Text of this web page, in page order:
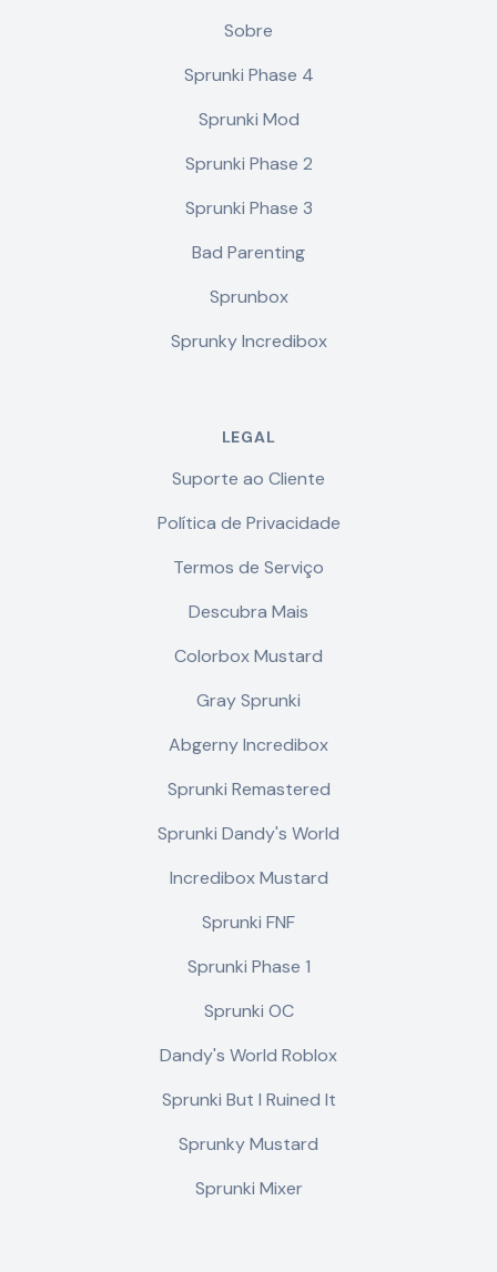
Sobre
Sprunki Phase 4
Sprunki Mod
Sprunki Phase 2
Sprunki Phase 3
Bad Parenting
Sprunbox
Sprunky Incredibox
LEGAL
Suporte ao Cliente
Política de Privacidade
Termos de Serviço
Descubra Mais
Colorbox Mustard
Gray Sprunki
Abgerny Incredibox
Sprunki Remastered
Sprunki Dandy's World
Incredibox Mustard
Sprunki FNF
Sprunki Phase 1
Sprunki OC
Dandy's World Roblox
Sprunki But I Ruined It
Sprunky Mustard
Sprunki Mixer